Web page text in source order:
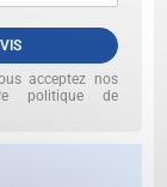
acceptez nos
politique de